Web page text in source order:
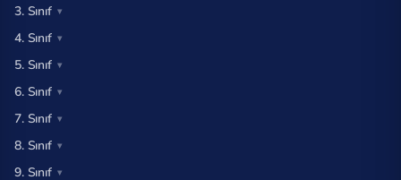
3. Sınıf
4. Sınıf
5. Sınıf
6. Sınıf
7. Sınıf
8. Sınıf
9. Sınıf